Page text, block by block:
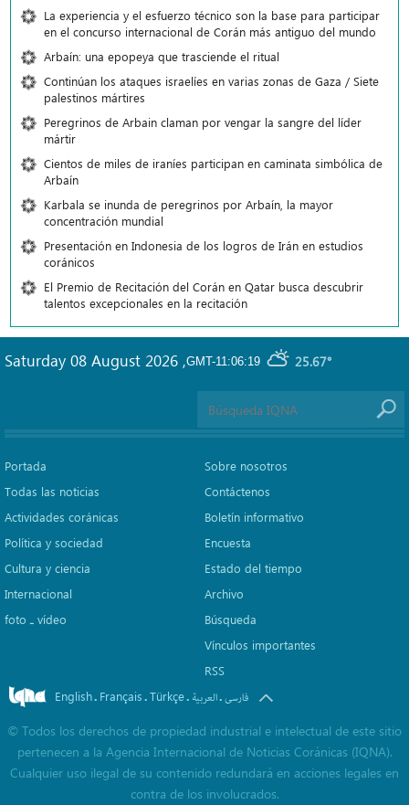
La experiencia y el esfuerzo técnico son la base para participar
en el concurso internacional de Corán más antiguo del mundo
Arbaín: una epopeya que trasciende el ritual
Continúan los ataques israelíes en varias zonas de Gaza / Siete
palestinos mártires
Peregrinos de Arbain claman por vengar la sangre del líder
mártir
Cientos de miles de iraníes participan en caminata simbólica de
Arbaín
Karbala se inunda de peregrinos por Arbaín, la mayor
concentración mundial
Presentación en Indonesia de los logros de Irán en estudios
coránicos
El Premio de Recitación del Corán en Qatar busca descubrir
talentos excepcionales en la recitación
GMT-11:06:19 25.67°
Saturday 08 August 2026 ,
Portada
Todas las noticias
Actividades coránicas
Política y sociedad
Cultura y ciencia
Internacional
foto ـ vídeo
Sobre nosotros
Contáctenos
Boletín informativo
Encuesta
Estado del tiempo
Archivo
Búsqueda
Vínculos importantes
RSS
English. Français.Türkçe. العربیة.فارسی
© Todos los derechos de propiedad industrial e intelectual de este sitio
pertenecen a la Agencia Internacional de Noticias Coránicas (IQNA).
Cualquier uso ilegal de su contenido redundará en acciones legales en
contra de los involucrados.